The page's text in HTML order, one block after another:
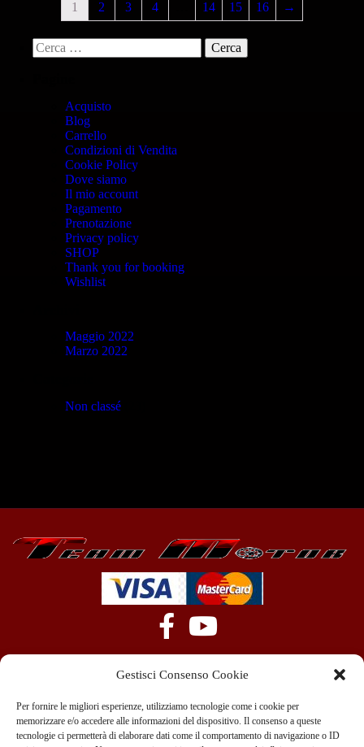
Gestisci Consenso Cookie
Per fornire le migliori esperienze, utilizziamo tecnologie come i cookie per
memorizzare e/o accedere alle informazioni del dispositivo. Il consenso a queste
tecnologie ci permetterà di elaborare dati come il comportamento di navigazione o ID
1 2 3 4 14 15 16 →
Acquisto
Blog
Carrello
Condizioni di Vendita
Cookie Policy
Dove siamo
Il mio account
Pagamento
Prenotazione
Privacy policy
SHOP
Thank you for booking
Wishlist
Maggio 2022
Marzo 2022
Non classé